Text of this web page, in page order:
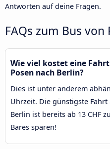
Antworten auf deine Fragen.
FAQs zum Bus
Wie viel kostet eine
Posen nach Berlin?
Dies ist unter anderem
Uhrzeit. Die günstigste Fahrt
Berlin ist bereits ab 13 CHF
Bares sparen!